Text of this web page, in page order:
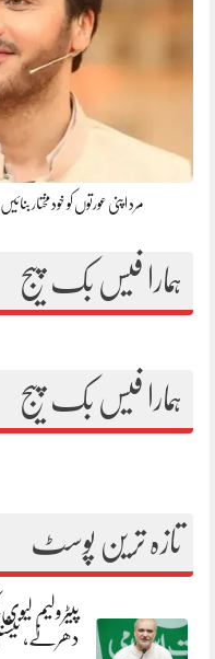
مرد اپنی عورتوں کو خود مختار
ہمارا فیس بک پیج
ہمارا فیس بک پیج
تازہ ترین پوسٹ
پیٹرولیم
دھرنے،